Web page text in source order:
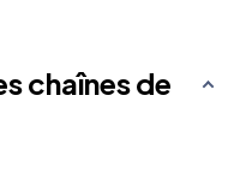
chaînes de